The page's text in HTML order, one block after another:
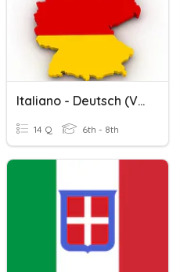
Italiano - Deutsch (verbi)
14 Q 6th - 8th